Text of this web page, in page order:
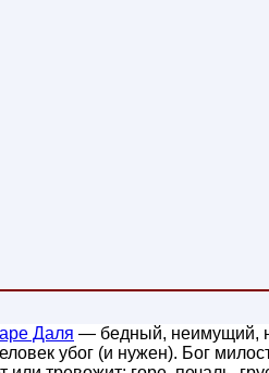
Даля — бедный, неимущий,
убог (и нужен). Бог